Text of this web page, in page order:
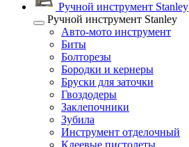
Ручной инструмент Stanley
Ручной инструмент Stanley
Авто-мото инструмент
Биты
Болторезы
Бородки и кернеры
Бруски для заточки
Гвоздодеры
Заклепочники
Зубила
Инструмент отделочный
Клеевые пистолеты